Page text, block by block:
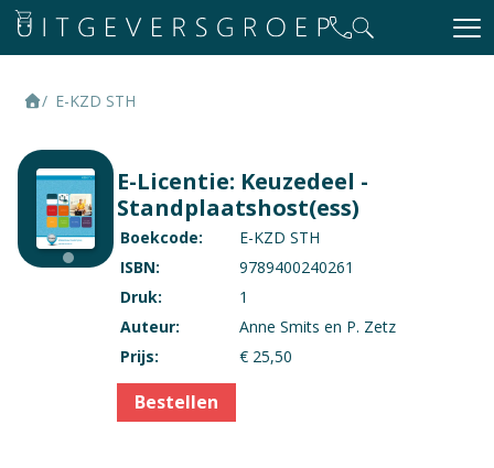
E-KZD STH
E-Licentie: Keuzedeel -
Standplaatshost(ess)
Boekcode:
E-KZD STH
ISBN:
9789400240261
Druk:
1
Auteur:
Anne Smits en P. Zetz
Prijs:
€ 25,50
Bestellen